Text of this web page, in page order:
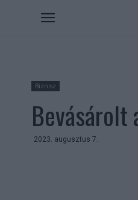
Biznisz
Bevásárolt
2023. augusztus 7.